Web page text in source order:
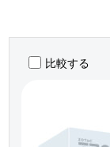
比較する